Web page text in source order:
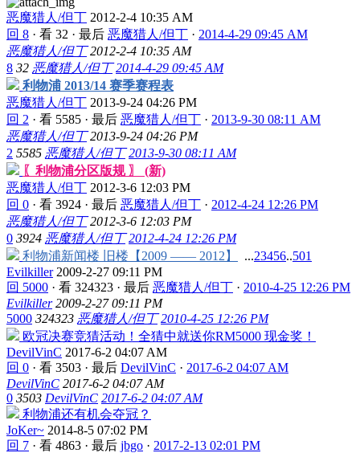
恶魔猎人/但丁 2012-2-4 10:35 AM
回 8 · 看 32 · 最后 恶魔猎人/但丁 · 2014-4-29 09:45 AM
恶魔猎人/但丁 2012-2-4 10:35 AM
8 32 恶魔猎人/但丁 2014-4-29 09:45 AM
利物浦 2013/14 赛季赛程表
恶魔猎人/但丁 2013-9-24 04:26 PM
回 2 · 看 5585 · 最后 恶魔猎人/但丁 · 2013-9-30 08:11 AM
恶魔猎人/但丁 2013-9-24 04:26 PM
2 5585 恶魔猎人/但丁 2013-9-30 08:11 AM
〖利物浦分区版规 〗 (新)
恶魔猎人/但丁 2012-3-6 12:03 PM
回 0 · 看 3924 · 最后 恶魔猎人/但丁 · 2012-4-24 12:26 PM
恶魔猎人/但丁 2012-3-6 12:03 PM
0 3924 恶魔猎人/但丁 2012-4-24 12:26 PM
利物浦新闻楼 旧楼【2009 —— 2012】
...23456..501
Evilkiller 2009-2-27 09:11 PM
回 5000 · 看 324323 · 最后 恶魔猎人/但丁 · 2010-4-25 12:26 PM
Evilkiller 2009-2-27 09:11 PM
5000 324323 恶魔猎人/但丁 2010-4-25 12:26 PM
欧冠决赛竞猜活动！全猜中就送你RM5000 现金奖！
DevilVinC 2017-6-2 04:07 AM
回 0 · 看 3503 · 最后 DevilVinC · 2017-6-2 04:07 AM
DevilVinC 2017-6-2 04:07 AM
0 3503 DevilVinC 2017-6-2 04:07 AM
利物浦还有机会夺冠？
JoKer~ 2014-8-5 07:02 PM
回 7 · 看 4863 · 最后 jbgo · 2017-2-13 02:01 PM